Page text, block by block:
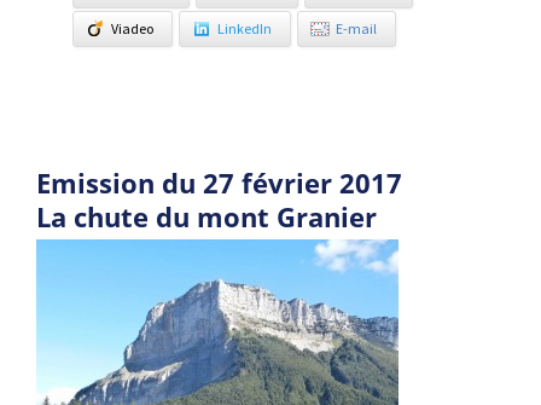
Viadeo LinkedIn E-mail
Emission du 27 février 2017
La chute du mont Granier